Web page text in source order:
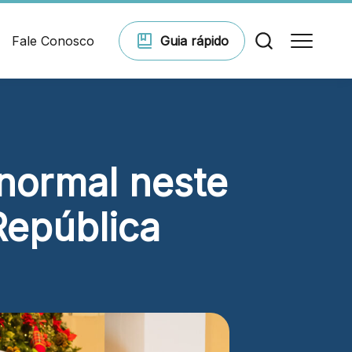
Fale Conosco Guia rápido
Eventos
Vitrine virtual
neste